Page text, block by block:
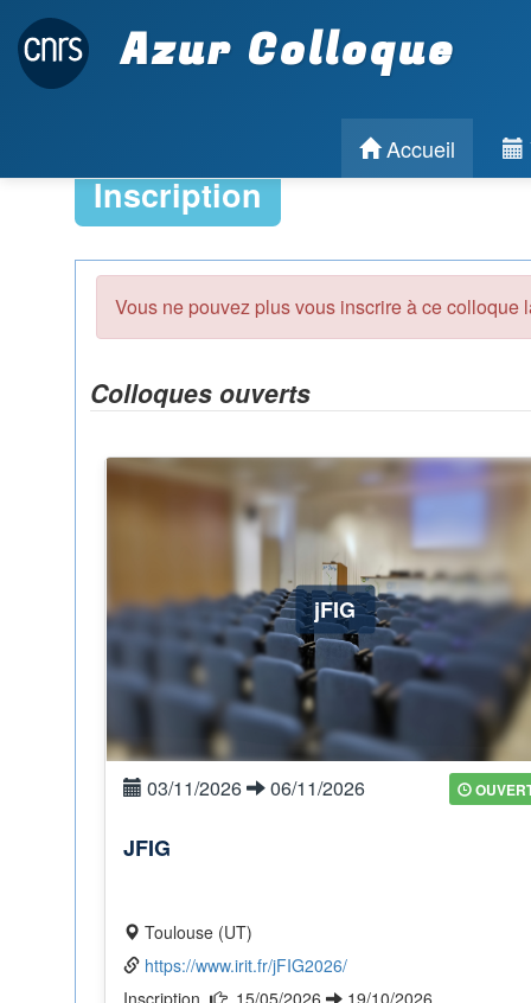
Azur Colloque
Accueil
Inscription
Vous ne pouvez plus vous inscrire à ce colloque
Colloques ouverts
jFIG
03/11/2026 06/11/2026
JFIG
Toulouse (UT)
https://www.irit.fr/jFIG2026/
15/05/2026 19/10/2026